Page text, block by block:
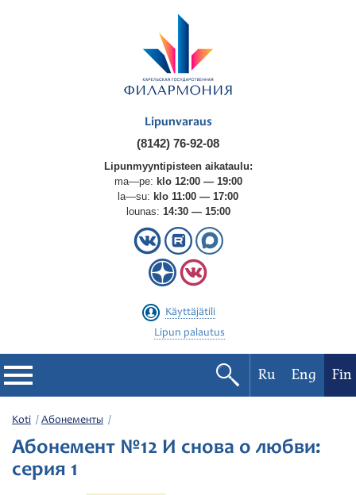
Lipunvaraus
(8142) 76-92-08
Lipunmyyntipisteen aikataulu:
ma—pe: klo 12:00 — 19:00
la—su: klo 11:00 — 17:00
lounas: 14:30 — 15:00
Käyttäjätili
Lipun palautus
Filharmonia
Konserttikalenteri
Ru Eng Fin
Koti Абонементы
Абонемент №12 И снова о любви:
серия 1